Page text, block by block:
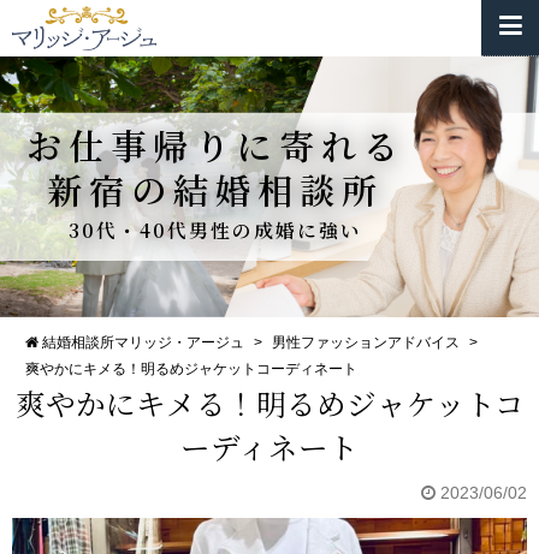
お仕事帰りに寄れる
新宿の結婚相談所
30代・40代男性の成婚に強い
結婚相談所マリッジ・アージュ > 男性ファッションアドバイス
>
爽やかにキメる！明るめジャケットコーディネート
爽やかにキメる！明るめジャケットコ
ーディネート
2023/06/02